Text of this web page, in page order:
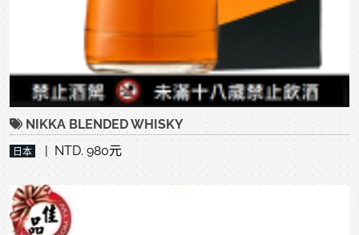
NIKKA BLENDED WHISKY
日本 | NTD. 980元